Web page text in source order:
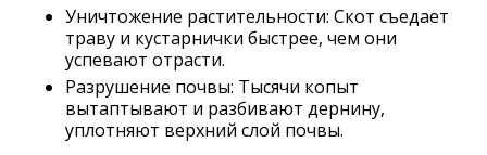
Уничтожение растительности: Скот съедает
траву и кустарнички быстрее, чем они
успевают отрасти.
Разрушение почвы: Тысячи копыт
вытаптывают и разбивают дернину,
уплотняют верхний слой почвы.